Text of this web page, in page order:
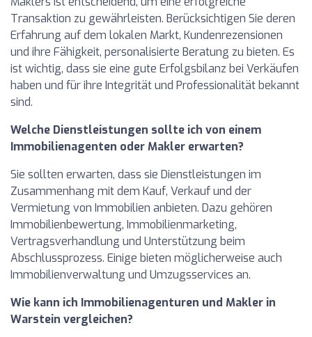
Transaktion zu gewährleisten. Berücksichtigen Sie deren
Erfahrung auf dem lokalen Markt, Kundenrezensionen
und ihre Fähigkeit, personalisierte Beratung zu bieten. Es
ist wichtig, dass sie eine gute Erfolgsbilanz bei Verkäufen
haben und für ihre Integrität und Professionalität bekannt
sind.
Welche Dienstleistungen sollte ich von einem
Immobilienagenten oder Makler erwarten?
Sie sollten erwarten, dass sie Dienstleistungen im
Zusammenhang mit dem Kauf, Verkauf und der
Vermietung von Immobilien anbieten. Dazu gehören
Immobilienbewertung, Immobilienmarketing,
Vertragsverhandlung und Unterstützung beim
Abschlussprozess. Einige bieten möglicherweise auch
Immobilienverwaltung und Umzugsservices an.
Wie kann ich Immobilienagenturen und Makler in
Warstein vergleichen?